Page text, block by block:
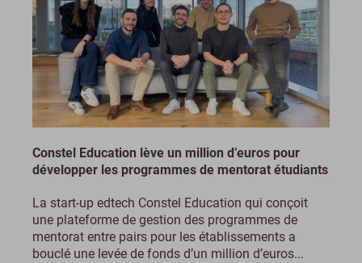
Constel Education lève un million d’euros pour
développer les programmes de mentorat étudiants
La start-up edtech Constel Education qui conçoit
une plateforme de gestion des programmes de
mentorat entre pairs pour les établissements a
bouclé une levée de fonds d’un million d’euros...